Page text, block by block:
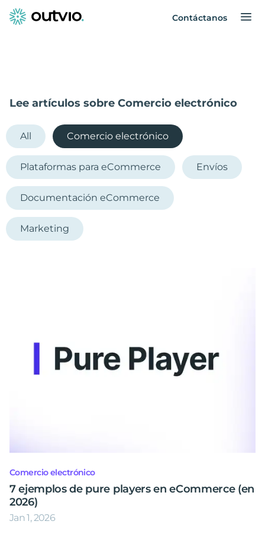
Contáctanos
Lee artículos sobre Comercio electrónico
All Comercio electrónico
Plataformas para eCommerce Envíos
Documentación eCommerce
Marketing
Comercio electrónico
7 ejemplos de pure players en eCommerce (en
2026)
Jan 1, 2026